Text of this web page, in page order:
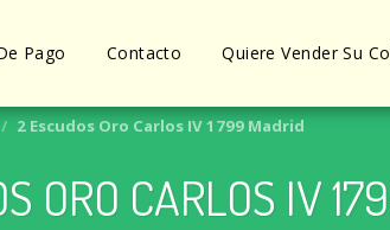
Pago Contacto Quiere Vender Su
2 Escudos Oro Carlos IV 1799 Madrid
ORO CARLOS IV